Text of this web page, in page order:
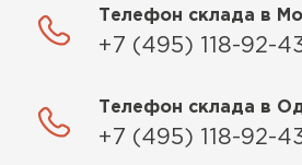
Телефон склада в
+7 (495) 118-92-
Телефон склада в
+7 (495) 118-92-